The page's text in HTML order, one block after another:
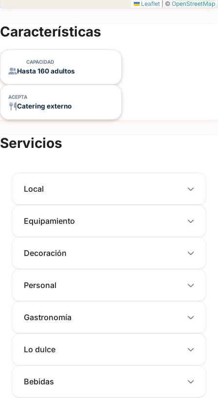
Leaflet © OpenStreetMap
Características
CAPACIDAD
Hasta 160 adultos
ACEPTA
Catering externo
Servicios
Local
Equipamiento
Decoración
Personal
Gastronomía
Lo dulce
Bebidas